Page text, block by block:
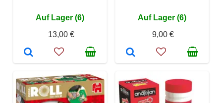
Auf Lager (6)
13,00 €
Auf Lager (6)
9,00 €